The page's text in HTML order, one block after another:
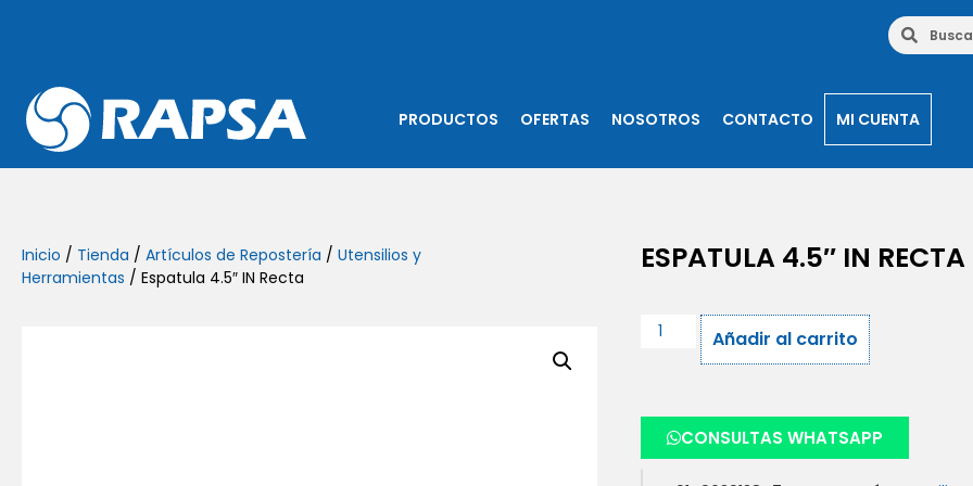
PRODUCTOS OFERTAS NOSOTROS CONTACTO MI CUENTA
Inicio / Tienda / Artículos de Repostería / Utensilios y
Herramientas / Espatula 4.5″ IN Recta
ESPATULA 4.5″ IN RECTA
Añadir al carrito
CONSULTAS WHATSAPP